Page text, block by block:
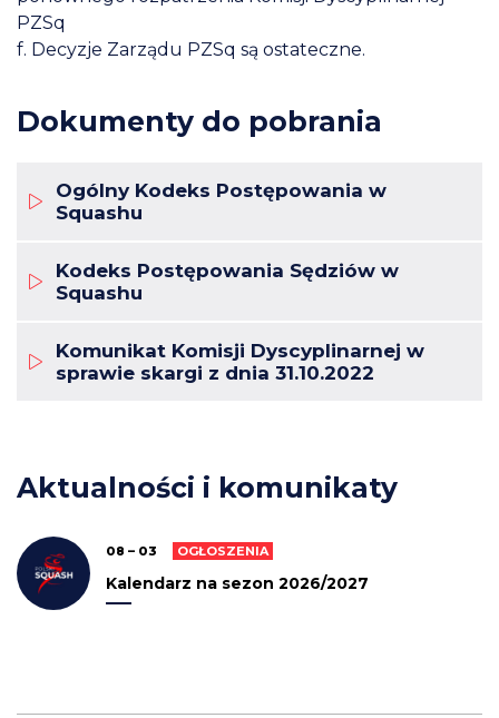
PZSq
f. Decyzje Zarządu PZSq są ostateczne.
Dokumenty do pobrania
Ogólny Kodeks Postępowania w
Squashu
Kodeks Postępowania Sędziów w
Squashu
Komunikat Komisji Dyscyplinarnej w
sprawie skargi z dnia 31.10.2022
Aktualności i komunikaty
08 – 03 OGŁOSZENIA
Kalendarz na sezon 2026/2027